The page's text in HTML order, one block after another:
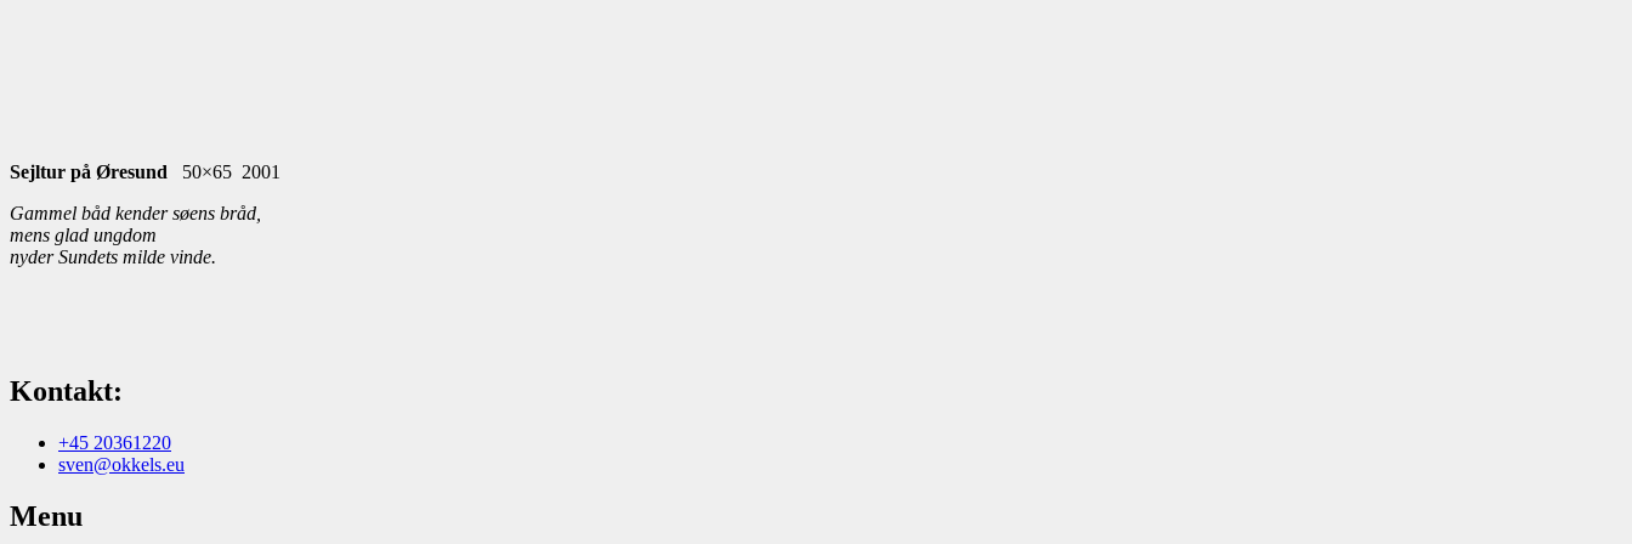
Sejltur på Øresund 50×65 2001
Gammel båd kender søens bråd,
mens glad ungdom
nyder Sundets milde vinde.
Kontakt:
+45 20361220
sven@okkels.eu
Menu